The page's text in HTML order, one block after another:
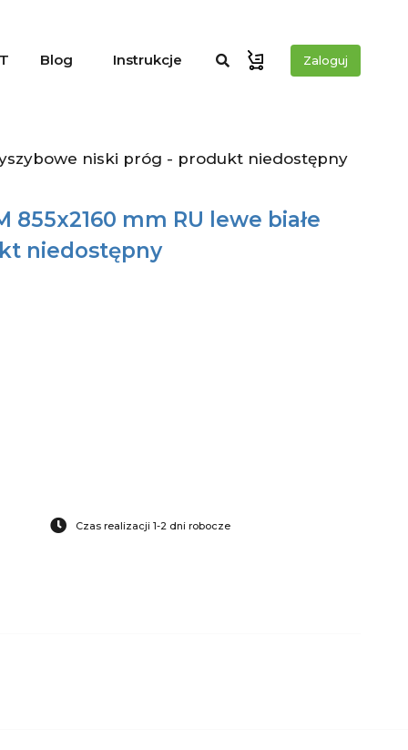
Blog Instrukcje Zaloguj
niski próg - produkt niedostępny
855x2160 mm RU lewe białe
niedostępny
Czas realizacji 1-2 dni robocze